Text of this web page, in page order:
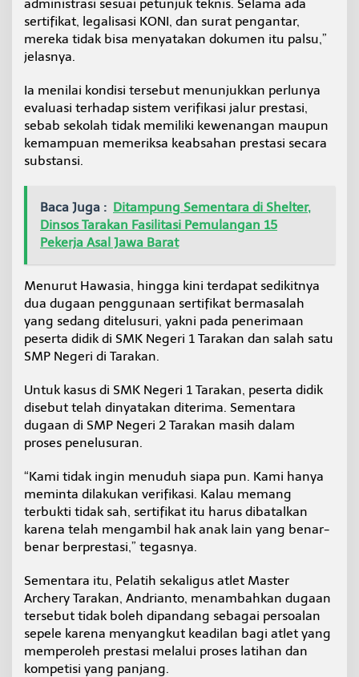
administrasi sesuai petunjuk teknis. Selama ada
sertifikat, legalisasi KONI, dan surat pengantar,
mereka tidak bisa menyatakan dokumen itu palsu,”
jelasnya.
Ia menilai kondisi tersebut menunjukkan perlunya
evaluasi terhadap sistem verifikasi jalur prestasi,
sebab sekolah tidak memiliki kewenangan maupun
kemampuan memeriksa keabsahan prestasi secara
substansi.
Baca Juga : Ditampung Sementara di Shelter,
Dinsos Tarakan Fasilitasi Pemulangan 15
Pekerja Asal Jawa Barat
Menurut Hawasia, hingga kini terdapat sedikitnya
dua dugaan penggunaan sertifikat bermasalah
yang sedang ditelusuri, yakni pada penerimaan
peserta didik di SMK Negeri 1 Tarakan dan salah satu
SMP Negeri di Tarakan.
Untuk kasus di SMK Negeri 1 Tarakan, peserta didik
disebut telah dinyatakan diterima. Sementara
dugaan di SMP Negeri 2 Tarakan masih dalam
proses penelusuran.
“Kami tidak ingin menuduh siapa pun. Kami hanya
meminta dilakukan verifikasi. Kalau memang
terbukti tidak sah, sertifikat itu harus dibatalkan
karena telah mengambil hak anak lain yang benar-
benar berprestasi,” tegasnya.
Sementara itu, Pelatih sekaligus atlet Master
Archery Tarakan, Andrianto, menambahkan dugaan
tersebut tidak boleh dipandang sebagai persoalan
sepele karena menyangkut keadilan bagi atlet yang
memperoleh prestasi melalui proses latihan dan
kompetisi yang panjang.